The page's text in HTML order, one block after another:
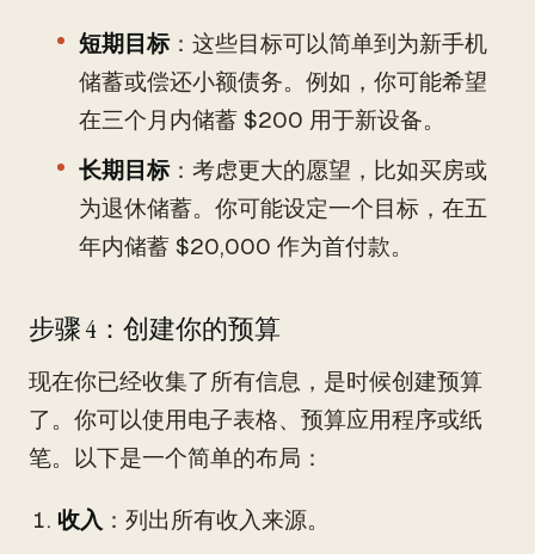
短期目标：这些目标可以简单到为新手机
储蓄或偿还小额债务。例如，你可能希望
在三个月内储蓄 $200 用于新设备。
长期目标：考虑更大的愿望，比如买房或
为退休储蓄。你可能设定一个目标，在五
年内储蓄 $20,000 作为首付款。
步骤 4：创建你的预算
现在你已经收集了所有信息，是时候创建预算
了。你可以使用电子表格、预算应用程序或纸
笔。以下是一个简单的布局：
收入：列出所有收入来源。